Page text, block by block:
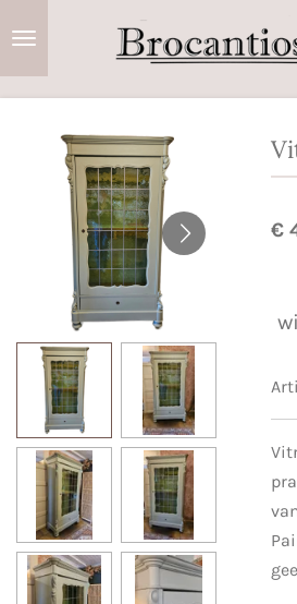
hoofdinhoud
€